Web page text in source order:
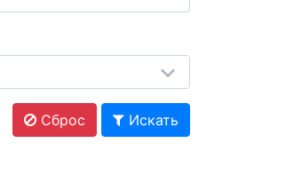
Сброс Искать